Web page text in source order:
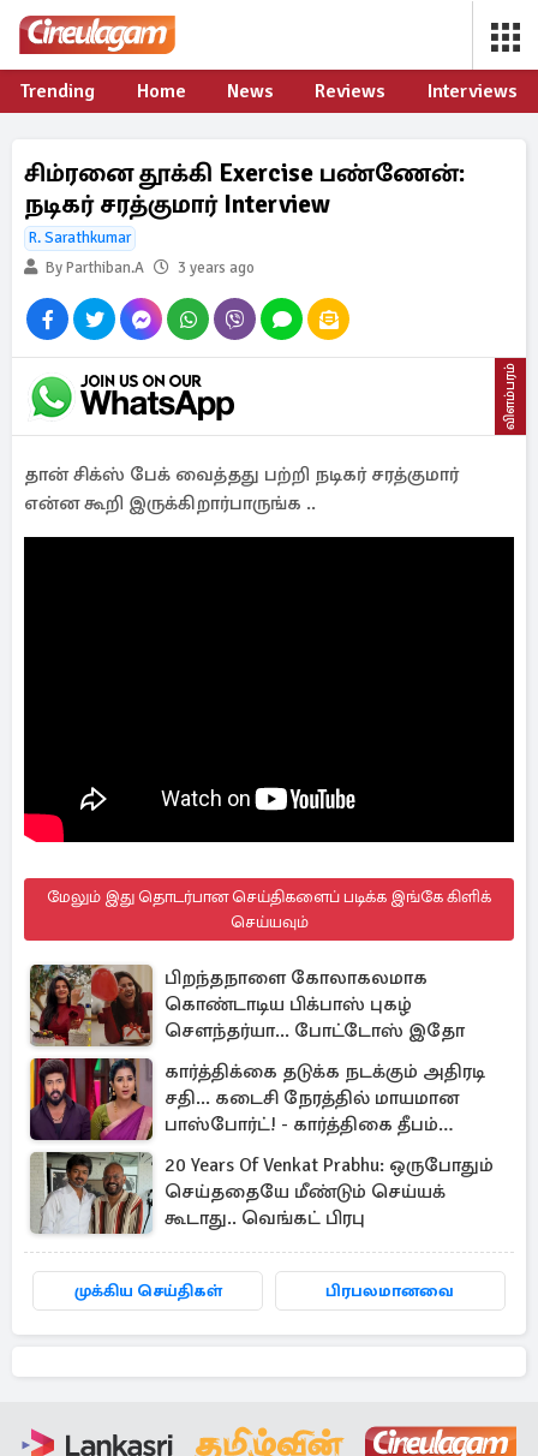
Trending Home News Reviews Interviews
சிம்ரனை தூக்கி Exercise பண்ணேன்:
நடிகர் சரத்குமார் Interview
R. Sarathkumar
By Parthiban.A
3 years ago
விளம்பரம்
தான் சிக்ஸ் பேக் வைத்தது பற்றி நடிகர் சரத்குமார்
என்ன கூறி இருக்கிறார்பாருங்க ..
மேலும் இது தொடர்பான செய்திகளைப் படிக்க இங்கே கிளிக்
செய்யவும்
பிறந்தநாளை கோலாகலமாக
கொண்டாடிய பிக்பாஸ் புகழ்
சௌந்தர்யா... போட்டோஸ் இதோ
கார்த்திக்கை தடுக்க நடக்கும் அதிரடி
சதி... கடைசி நேரத்தில் மாயமான
பாஸ்போர்ட்! - கார்த்திகை தீபம்
20 Years Of Venkat Prabhu: ஒருபோதும்
செய்ததையே மீண்டும் செய்யக்
கூடாது.. வெங்கட் பிரபு
முக்கிய செய்திகள் பிரபலமானவை